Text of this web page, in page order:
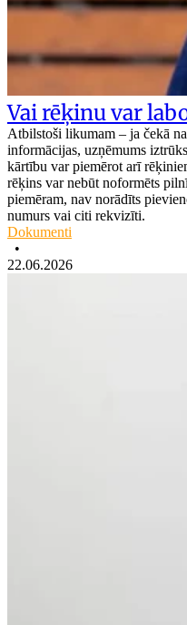
Vai rēķinu var
Atbilstoši likumam – ja čekā
informācijas, uzņēmums
kārtību var piemērot arī
rēķins var nebūt noformēts
piemēram, nav norādīts
numurs vai citi rekvizīti.
Dokumenti
•
22.06.2026